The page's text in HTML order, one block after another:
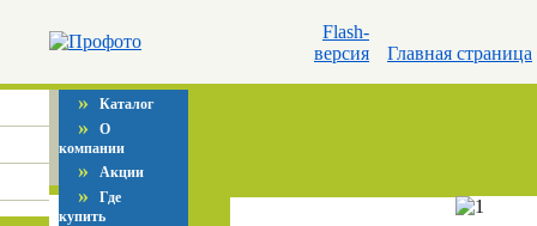
Flash-
версия
Главная страница
» Каталог
» О
компании
» Акции
» Где
купить